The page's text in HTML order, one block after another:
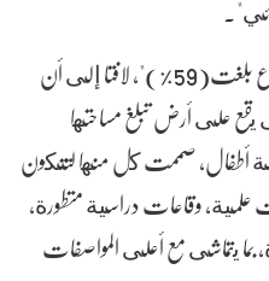
وأوضح أن "نسبة الإنجاز الحالية للمشروع بلغت(59%)"، لافتا إلى أن
يقع على أرض تبلغ مساحتها
مدارس وروضة أطفال، صممت كل منها لتتكون
علمية، وقاعات دراسية متطورة،
بما يتماشى مع أعلى المواصفات